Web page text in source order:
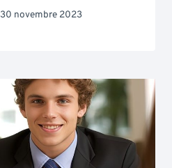
30 novembre 2023